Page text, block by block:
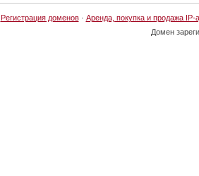
Регистрация доменов· Аренда, покупка и продажа IP-
Домен